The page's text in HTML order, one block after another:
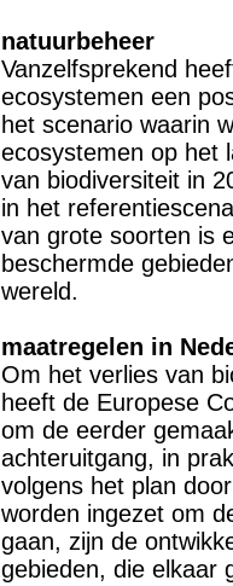
natuurbeheer
Vanzelfsprekend
ecosystemen een
het scenario waarin
ecosystemen op het
van biodiversiteit in
in het
van grote soorten is
beschermde
wereld.
maatregelen in
Om het verlies van
heeft de Europese
om de eerder
achteruitgang, in
volgens het plan
worden ingezet om
gaan, zijn de
gebieden, die elkaar